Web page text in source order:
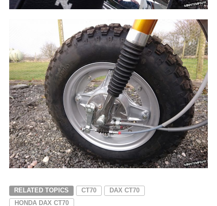
RELATED TOPICS CT70
DAX CT70
HONDA DAX CT70